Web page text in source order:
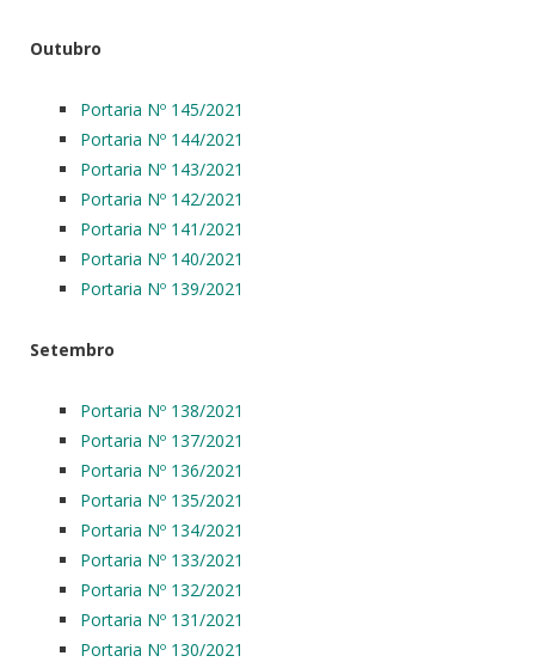
Outubro
Portaria Nº 145/2021
Portaria Nº 144/2021
Portaria Nº 143/2021
Portaria Nº 142/2021
Portaria Nº 141/2021
Portaria Nº 140/2021
Portaria Nº 139/2021
Setembro
Portaria Nº 138/2021
Portaria Nº 137/2021
Portaria Nº 136/2021
Portaria Nº 135/2021
Portaria Nº 134/2021
Portaria Nº 133/2021
Portaria Nº 132/2021
Portaria Nº 131/2021
Portaria Nº 130/2021